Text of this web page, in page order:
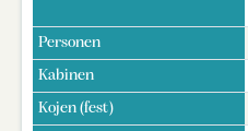
Personen
Kabinen
Kojen (fest)